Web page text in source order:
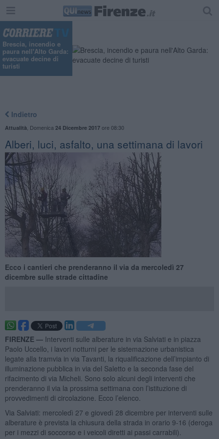
Brescia, incendio e
paura nell'Alto Garda:
evacuate decine di
turisti
Indietro
Attualità Domenica 24 Dicembre 2017ore 08:30
Alberi, luci, asfalto, una settimana di lavori
Ecco i cantieri che prenderanno il via da mercoledì 27
dicembre sulle strade cittadine
FIRENZE — Interventi sulle alberature in via Salviati e in piazza
Paolo Uccello, i lavori notturni per le sistemazione urbanistica
legate alla tramvia in via Tavanti, la riqualificazione dell’impianto di
illuminazione pubblica in via del Saletto e la seconda fase del
rifacimento di via Micheli. Sono solo alcuni degli interventi che
prenderanno il via la prossima settimana con l’istituzione di
provvedimenti di circolazione. Ecco l’elenco.
Via Salviati: mercoledì 27 e giovedì 28 dicembre per interventi sulle
alberature è prevista la chiusura della strada in orario 9-16 (deroga
per i mezzi di soccorso e i veicoli diretti ai passi carrabili).